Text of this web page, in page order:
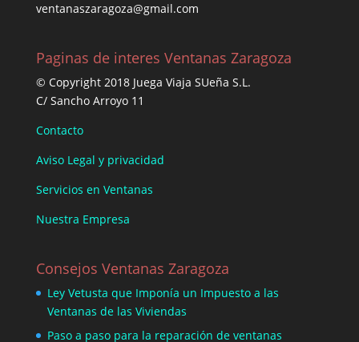
ventanaszaragoza@gmail.com
Paginas de interes Ventanas Zaragoza
© Copyright 2018 Juega Viaja SUeña S.L.
C/ Sancho Arroyo 11
Contacto
Aviso Legal y privacidad
Servicios en Ventanas
Nuestra Empresa
Consejos Ventanas Zaragoza
Ley Vetusta que Imponía un Impuesto a las
Ventanas de las Viviendas
Paso a paso para la reparación de ventanas